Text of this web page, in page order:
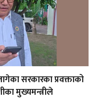
सरकारका प्रवक्ताको
मुख्यमन्त्रीले